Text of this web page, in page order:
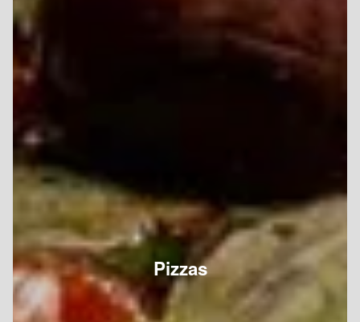
Pizzas